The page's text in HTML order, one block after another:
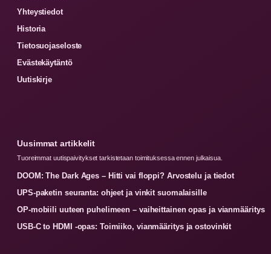
Yhteystiedot
Historia
Tietosuojaseloste
Evästekäytäntö
Uutiskirje
Uusimmat artikkelit
Tuoreimmat uutispaivitykset tarkistetaan toimituksessa ennen julkaisua.
DOOM: The Dark Ages – Hitti vai floppi? Arvostelu ja tiedot
UPS-paketin seuranta: ohjeet ja vinkit suomalaisille
OP-mobiili uuteen puhelimeen – vaiheittainen opas ja vianmääritys
USB-C to HDMI -opas: Toimiiko, vianmääritys ja ostovinkit